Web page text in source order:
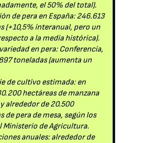
el 50% del total).
de pera en España: 246.613
(+10,5% interanual, pero un
a la media histórica).
en pera: Conferencia,
toneladas (aumenta un
de cultivo estimada: en
hectáreas de manzana
alrededor de 20.500
de pera de mesa, según los
Ministerio de Agricultura.
anuales: alrededor de